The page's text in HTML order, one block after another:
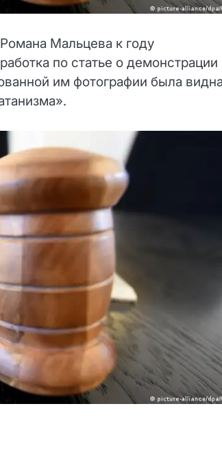
Мальцева к году
по статье о демонстрации
им фотографии была видна